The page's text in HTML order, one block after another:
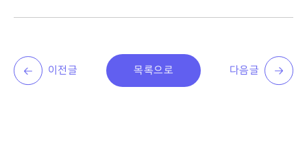
이전글 목록으로 다음글